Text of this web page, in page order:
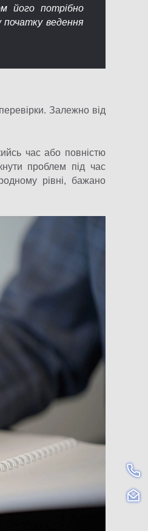
його потрібно
ведення
Залежно від
час або повністю
проблем під час
рівні, бажано